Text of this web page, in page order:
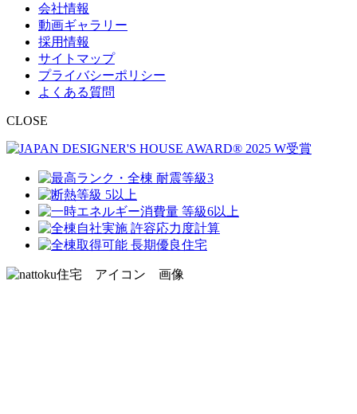
会社情報
動画ギャラリー
採用情報
サイトマップ
プライバシーポリシー
よくある質問
CLOSE